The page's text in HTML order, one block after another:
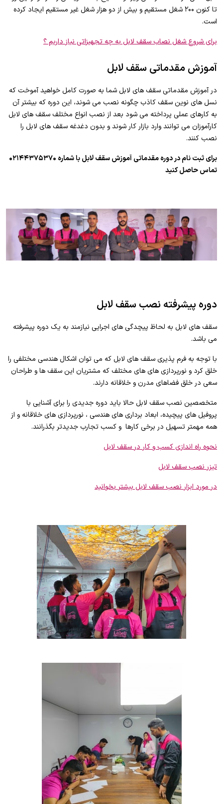
تا کنون ۲۰۰ شغل مستقیم و بیش از دو هزار شغل غیر مستقیم ایجاد کرده
است.
برای شروع شغل نصاب سقف لابل به چه تجهیزاتی نیاز داریم ؟
آموزش مقدماتی سقف لابل
در آموزش مقدماتی سقف های لابل شما به صورت کامل خواهید آموخت که
نسل های نوین سقف کاذب چگونه نصب می شوند، این دوره که بیشتر آن
به کارهای عملی پرداخته می شود بعد از نصب انواع مختلف سقف های لابل
کارآموزان می توانند وارد بازار کار شوند و بدون دغدغه سقف های لابل را
نصب کنند.
برای ثبت نام در دوره مقدماتی آموزش سقف لابل با شماره ۰۲۱۴۴۳۷۵۳۷۰
تماس حاصل کنید
دوره پیشرفته نصب سقف لابل
سقف های لابل به لحاظ پیچدگی های اجرایی نیازمند به یک دوره پیشرفته
می باشد.
با توجه به فرم پذیری سقف های لابل که می توان اشکال هندسی مختلفی را
خلق کرد و نورپردازی های های مختلف که مشتریان این سقف ها و طراحان
سعی در خلق فضاهای مدرن و خلاقانه دارند.
متخصصین نصب سقف لابل حالا باید دوره جدیدی را برای آشنایی با
پروفیل های پیچیده، ابعاد برداری های هندسی ، نورپردازی های خلاقانه و از
همه مهمتر تسهیل در برخی کارها و کسب تجارب جدیدتر بگذرانند.
نحوه راه اندازی کسب و کار در سقف لابل
تیزر نصب سقف لابل
در مورد ابزار نصب سقف لابل بیشتر بخوانید